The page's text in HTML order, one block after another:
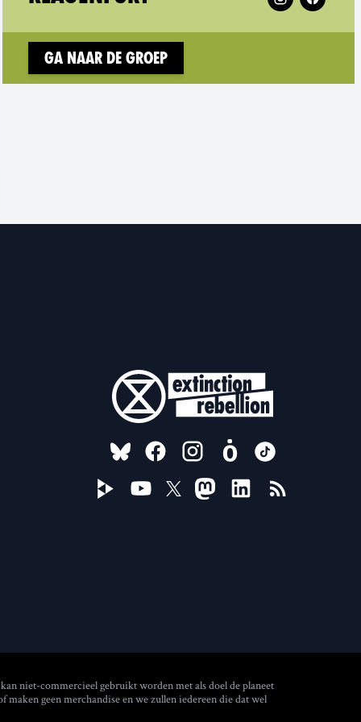
window)Ga naar de groep
on
window)
FOLLOW US ON
niet-commercieel gebruikt worden met als doel de planeet
geen merchandise en we zullen iedereen die dat wel
window)